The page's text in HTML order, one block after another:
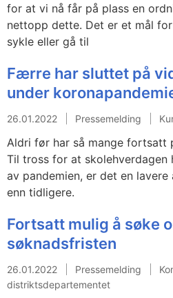
for at vi nå får på plass en
nettopp dette. Det er et mål
sykle eller gå til
Færre har sluttet på
under
26.01.2022 Pressemelding
Aldri før har så mange fortsatt
Til tross for at
av pandemien, er det en
enn tidligere.
Fortsatt mulig å søke
søknadsfristen
26.01.2022 Pressemelding
distriktsdepartementet